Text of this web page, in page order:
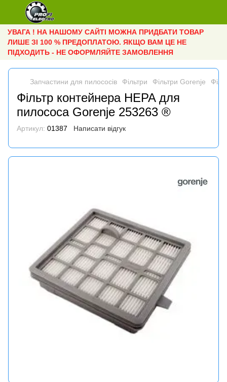
УВАГА ! НА НАШОМУ САЙТІ МОЖНА ПРИДБАТИ ТОВАР
ЛИШЕ ЗІ 100 % ПРЕДОПЛАТОЮ. ЯКЩО ВАМ ЦЕ НЕ
ПІДХОДИТЬ - НЕ ОФОРМЛЯЙТЕ ЗАМОВЛЕННЯ
Запчастини для пилососів Фільтри Фільтри Gorenje
Фільтр контейнера HEPA для
пилососа Gorenje 253263 ®
Артикул: 01387 Написати відгук